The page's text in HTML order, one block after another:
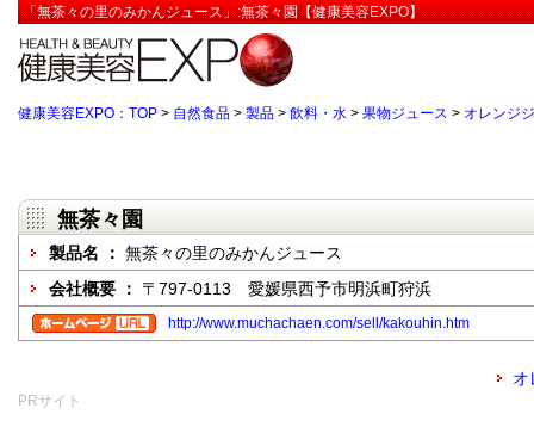
「無茶々の里のみかんジュース」:無茶々園【健康美容EXPO】
健康美容EXPO：TOP > 自然食品 > 製品 > 飲料・水 > 果物ジュース > オレンジ
無茶々園
製品名 ： 無茶々の里のみかんジュース
会社概要 ： 〒797-0113 愛媛県西予市明浜町狩浜
http://www.muchachaen.com/sell/kakouhin.htm
オ
PRサイト